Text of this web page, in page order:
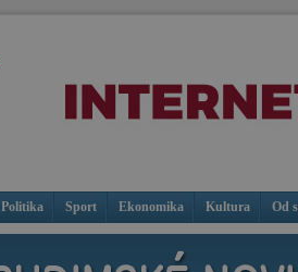
Politika Sport Ekonomika Kultura Od